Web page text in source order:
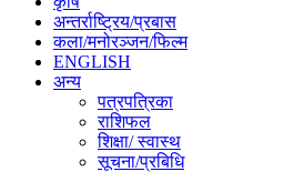
अन्तर्राष्ट्रिय/प्रबास
कला/मनोरञ्जन/फिल्म
ENGLISH
अन्य
पत्रपत्रिका
राशिफल
शिक्षा/ स्वास्थ
सूचना/प्रबिधि